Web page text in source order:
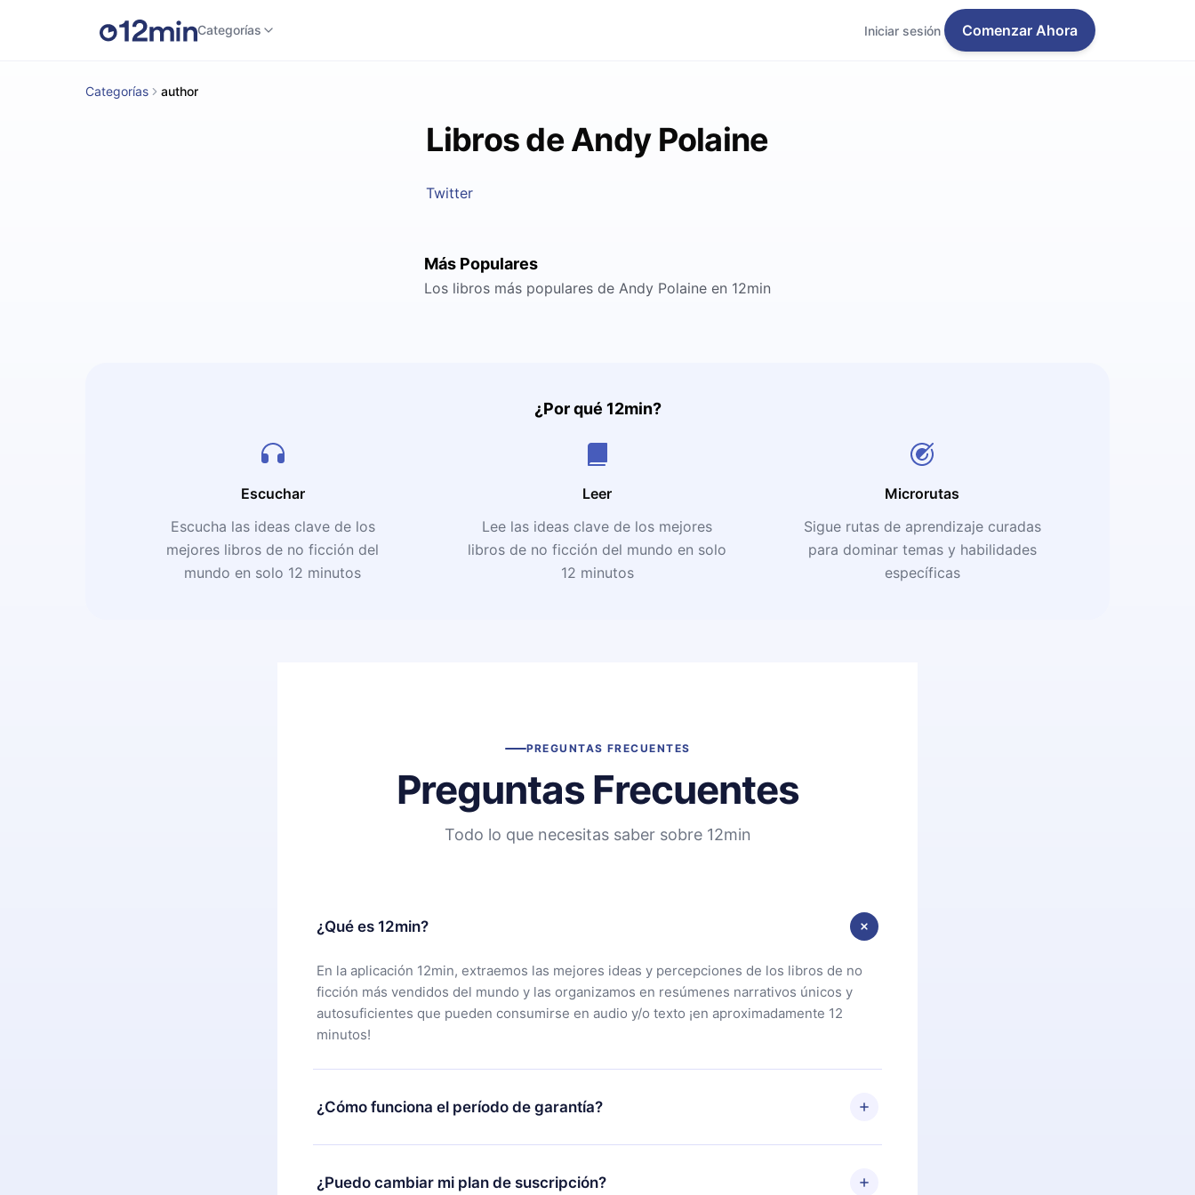
Categorías Iniciar sesión Comenzar Ahora
Categorías author
Libros de Andy Polaine
Twitter
Más Populares
Los libros más populares de Andy Polaine en 12min
¿Por qué 12min?
Escuchar
Escucha las ideas clave de los
mejores libros de no ficción del
mundo en solo 12 minutos
Leer
Lee las ideas clave de los mejores
libros de no ficción del mundo en solo
12 minutos
Microrutas
Sigue rutas de aprendizaje curadas
para dominar temas y habilidades
específicas
PREGUNTAS FRECUENTES
Preguntas Frecuentes
Todo lo que necesitas saber sobre 12min
¿Qué es 12min?
En la aplicación 12min, extraemos las mejores ideas y percepciones de los libros de no
ficción más vendidos del mundo y las organizamos en resúmenes narrativos únicos y
autosuficientes que pueden consumirse en audio y/o texto ¡en aproximadamente 12
minutos!
¿Cómo funciona el período de garantía?
Puedes descargar nuestra aplicación y comenzar a disfrutar de nuestra biblioteca. Si por
alguna razón no estás satisfecho con nuestra plataforma, simplemente contacta a
¿Puedo cambiar mi plan de suscripción?